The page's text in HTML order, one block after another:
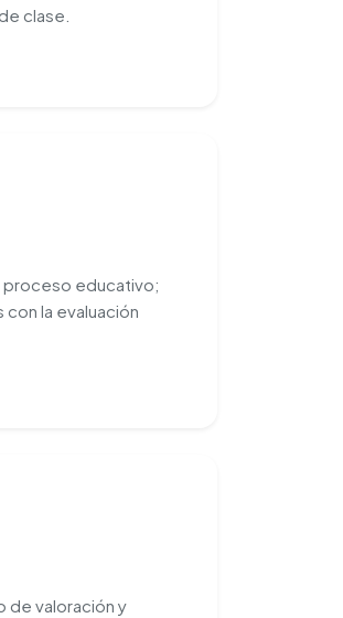
clase.
proceso educativo;
la evaluación
de valoración y